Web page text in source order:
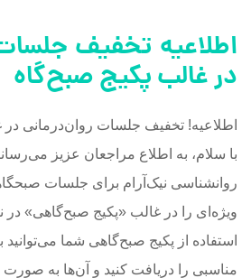
اطلاعیه تخفیف
در غالب پکیج صبح‌گاه
اطلاعیه! تخفیف جلسات روان‌درمانی
با سلام، به اطلاع مراجعان عزیز
روانشناسی نیک‌آرام برای جلسات
ویژه‌ای را در غالب «پکیج صبح‌گاهی» در
مناسبی را دریافت کنید و آن‌ها به